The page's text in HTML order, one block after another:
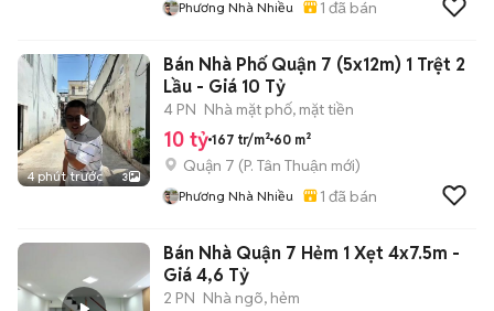
Phương Nhà Nhiều 1 đã bán
4 phút trước 3
Bán Nhà Phố Quận 7 (5x12m) 1 Trệt 2
Lầu - Giá 10 Tỷ
4 PN Nhà mặt phố, mặt tiền
10 tỷ 167 tr/m² 60 m²
Quận 7 (P. Tân Thuận mới)
Phương Nhà Nhiều 1 đã bán
Bán Nhà Quận 7 Hẻm 1 Xẹt 4x7.5m -
Giá 4,6 Tỷ
2 PN Nhà ngõ, hẻm